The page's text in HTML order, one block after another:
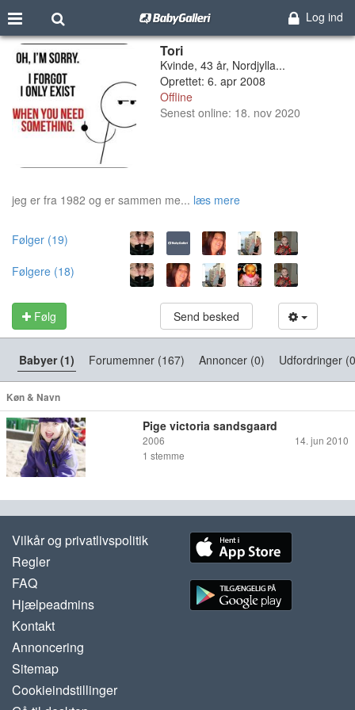
Log ind
Tori
Kvinde, 43 år, Nordjylla...
Oprettet: 6. apr 2008
Offline
Senest online: 18. nov 2020
jeg er fra 1982 og er sammen me... læs mere
Følger (19)
Følgere (18)
Følg Send besked
Babyer (1) Forumemner (167) Annoncer (0) Udfordringer
Køn & Navn
Pige victoria sandsgaard
2006
14. jun 2010
1 stemme
Vilkår og privatlivspolitik
Regler
FAQ
Hjælpeadmins
Kontakt
Annoncering
Sitemap
Cookieindstillinger